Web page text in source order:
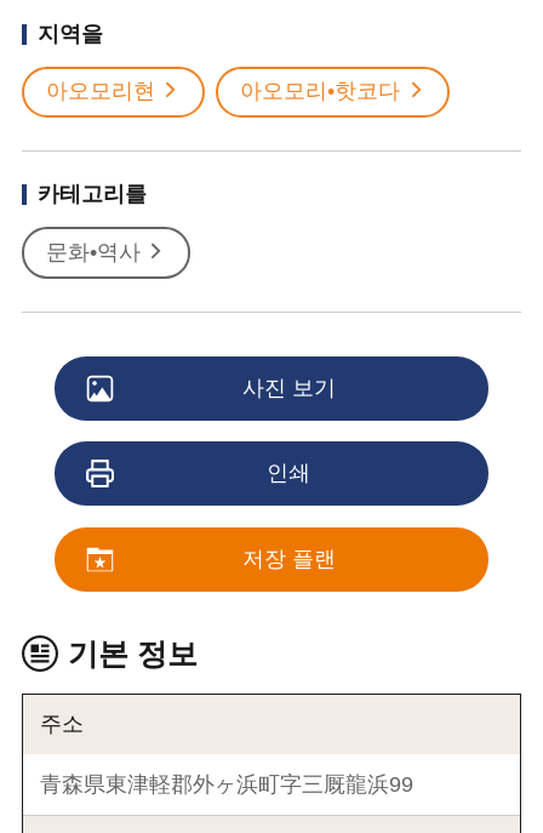
지역을
아오모리현 아오모리•핫코다
카테고리를
문화•역사
사진 보기
인쇄
저장 플랜
기본 정보
주소
青森県東津軽郡外ヶ浜町字三厩龍浜99